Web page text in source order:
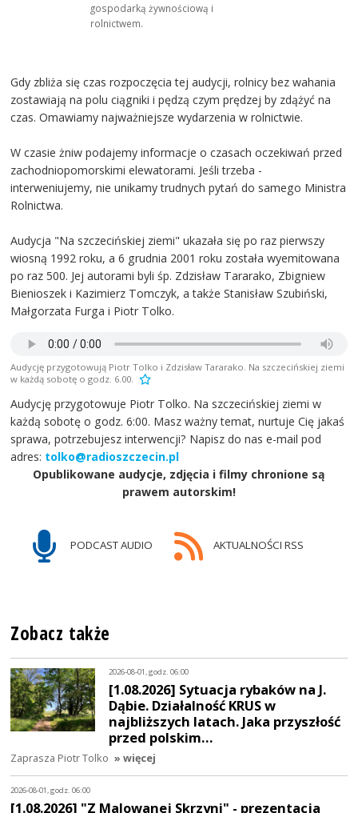
gospodarką żywnościową i
rolnictwem.
Gdy zbliża się czas rozpoczęcia tej audycji, rolnicy bez wahania
zostawiają na polu ciągniki i pędzą czym prędzej by zdążyć na
czas. Omawiamy najważniejsze wydarzenia w rolnictwie.
W czasie żniw podajemy informacje o czasach oczekiwań przed
zachodniopomorskimi elewatorami. Jeśli trzeba -
interweniujemy, nie unikamy trudnych pytań do samego Ministra
Rolnictwa.
Audycja "Na szczecińskiej ziemi" ukazała się po raz pierwszy
wiosną 1992 roku, a 6 grudnia 2001 roku została wyemitowana
po raz 500. Jej autorami byli śp. Zdzisław Tararako, Zbigniew
Bienioszek i Kazimierz Tomczyk, a także Stanisław Szubiński,
Małgorzata Furga i Piotr Tolko.
Audycję przygotowują Piotr Tolko i Zdzisław Tararako. Na szczecińskiej ziemi
w każdą sobotę o godz. 6.00.
Audycję przygotowuje Piotr Tolko. Na szczecińskiej ziemi w
każdą sobotę o godz. 6:00. Masz ważny temat, nurtuje Cię jakaś
sprawa, potrzebujesz interwencji? Napisz do nas e-mail pod
adres: tolko@radioszczecin.pl
Opublikowane audycje, zdjęcia i filmy chronione są
prawem autorskim!
PODCAST AUDIO AKTUALNOŚCI RSS
Zobacz także
2026-08-01, godz. 06:00
[1.08.2026] Sytuacja rybaków na J.
Dąbie. Działalność KRUS w
najbliższych latach. Jaka przyszłość
przed polskim…
Zaprasza Piotr Tolko » więcej
2026-08-01, godz. 06:00
[1.08.2026] "Z Malowanej Skrzyni" - prezentacja